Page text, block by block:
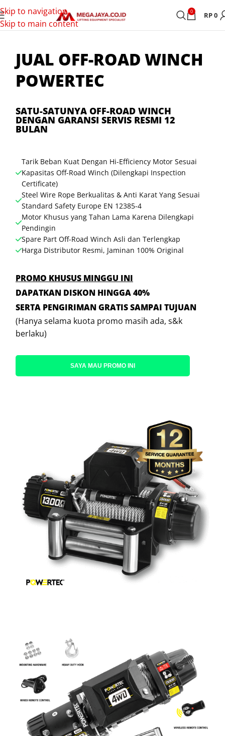
Skip to navigation
Skip to main content
0 RP0
JUAL OFF-ROAD WINCH
POWERTEC
SATU-SATUNYA OFF-ROAD WINCH
DENGAN GARANSI SERVIS RESMI 12
BULAN
Tarik Beban Kuat Dengan Hi-Efficiency Motor Sesuai
Kapasitas Off-Road Winch (Dilengkapi Inspection
Certificate)
Steel Wire Rope Berkualitas & Anti Karat Yang Sesuai
Standard Safety Europe EN 12385-4
Motor Khusus yang Tahan Lama Karena Dilengkapi
Pendingin
Spare Part Off-Road Winch Asli dan Terlengkap
Harga Distributor Resmi, Jaminan 100% Original
PROMO KHUSUS MINGGU INI
DAPATKAN DISKON HINGGA 40%
SERTA PENGIRIMAN GRATIS SAMPAI TUJUAN
(Hanya selama kuota promo masih ada, s&k
berlaku)
SAYA MAU PROMO INI